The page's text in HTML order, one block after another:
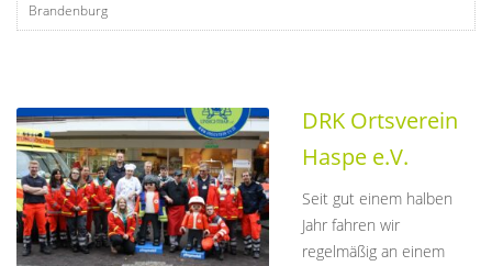
Brandenburg
DRK Ortsverein
Haspe e.V.
Seit gut einem halben
Jahr fahren wir
regelmäßig an einem